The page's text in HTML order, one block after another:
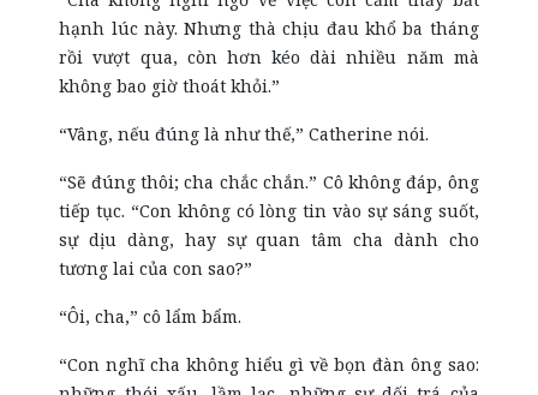
hạnh lúc này. Nhưng thà chịu đau khổ ba tháng
rồi vượt qua, còn hơn kéo dài nhiều năm mà
không bao giờ thoát khỏi.”
“Vâng, nếu đúng là như thế,” Catherine nói.
“Sẽ đúng thôi; cha chắc chắn.” Cô không đáp, ông
tiếp tục. “Con không có lòng tin vào sự sáng suốt,
sự dịu dàng, hay sự quan tâm cha dành cho
tương lai của con sao?”
“Ôi, cha,” cô lẩm bẩm.
“Con nghĩ cha không hiểu gì về bọn đàn ông sao: